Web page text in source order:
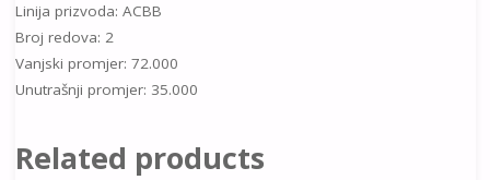
Linija prizvoda: ACBB
Broj redova: 2
Vanjski promjer: 72.000
Unutrašnji promjer: 35.000
Related products